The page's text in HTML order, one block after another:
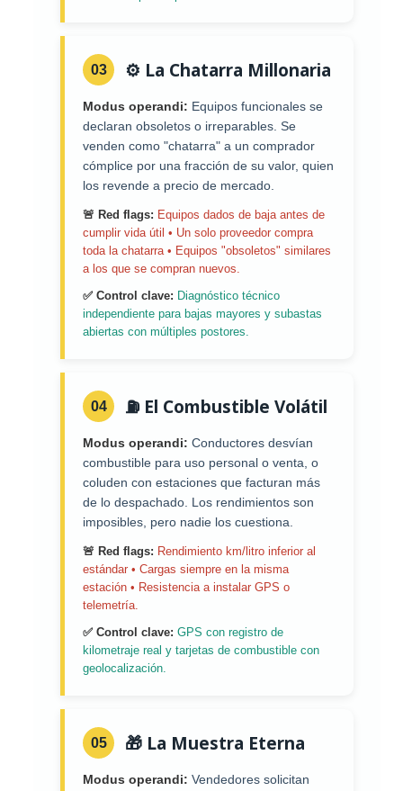
03 ⚙️ La Chatarra Millonaria
Modus operandi: Equipos funcionales se
declaran obsoletos o irreparables. Se
venden como "chatarra" a un comprador
cómplice por una fracción de su valor, quien
los revende a precio de mercado.
🚨 Red flags: Equipos dados de baja antes de
cumplir vida útil • Un solo proveedor compra
toda la chatarra • Equipos "obsoletos" similares
a los que se compran nuevos.
✅ Control clave: Diagnóstico técnico
independiente para bajas mayores y subastas
abiertas con múltiples postores.
04 ⛽ El Combustible Volátil
Modus operandi: Conductores desvían
combustible para uso personal o venta, o
coluden con estaciones que facturan más
de lo despachado. Los rendimientos son
imposibles, pero nadie los cuestiona.
🚨 Red flags: Rendimiento km/litro inferior al
estándar • Cargas siempre en la misma
estación • Resistencia a instalar GPS o
telemetría.
✅ Control clave: GPS con registro de
kilometraje real y tarjetas de combustible con
geolocalización.
05 🎁 La Muestra Eterna
Modus operandi: Vendedores solicitan